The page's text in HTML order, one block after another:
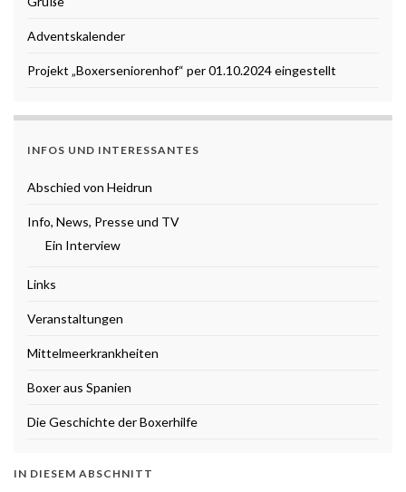
Adventskalender
Projekt „Boxerseniorenhof“ per 01.10.2024 eingestellt
INFOS UND INTERESSANTES
Abschied von Heidrun
Info, News, Presse und TV
Ein Interview
Links
Veranstaltungen
Mittelmeerkrankheiten
Boxer aus Spanien
Die Geschichte der Boxerhilfe
IN DIESEM ABSCHNITT